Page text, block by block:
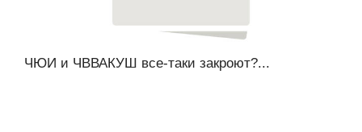
ЧЮИ и ЧВВАКУШ все-таки закроют?...